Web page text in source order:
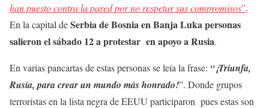
han puesto contra la pared por no respetar sus compromisos”.
En la capital deSerbia de Bosnia en Banja Luka personas
salieron el sábado 12 a protestar en apoyo a Rusia.
En varias pancartas de estas personas se leía la frase: “¡Triunfa,
Rusia, para crear un mundo más honrado!”. Donde grupos
terroristas en la lista negra de EEUU participaron pues estas son